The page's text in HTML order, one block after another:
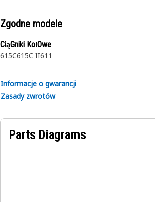
cechują się najwyższą trwałością i
wymogów eksploatacyjnych maszyn Cat.
Zalecane zastosowanie:
Zgodne modele
CiąGniki KołOwe
615C615C II611
Informacje o gwarancji
Zasady zwrotów
Parts Diagrams